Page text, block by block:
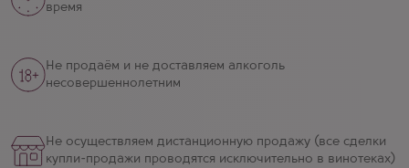
время
Не продаём и не доставляем алкоголь
несовершеннолетним
Не осуществляем дистанционную продажу (все сделки
купли-продажи проводятся исключительно в винотеках)